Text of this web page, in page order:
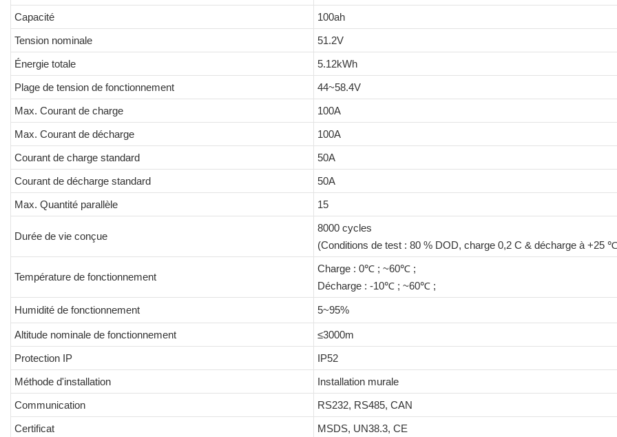
Capacité
100ah
Tension nominale
51.2V
Énergie totale
5.12kWh
Plage de tension de fonctionnement
44~58.4V
Max. Courant de charge
100A
Max. Courant de décharge
100A
Courant de charge standard
50A
Courant de décharge standard
50A
Max. Quantité parallèle
15
Durée de vie conçue
8000 cycles
(Conditions de test : 80 % DOD, charge 0,2 C & décharge à +25
Température de fonctionnement
Charge : 0℃ ; ~60℃ ;
Décharge : -10℃ ; ~60℃ ;
Humidité de fonctionnement 5~95%
Altitude nominale de fonctionnement
≤3000m
Protection IP
IP52
Méthode d'installation
Installation murale
Communication
RS232, RS485, CAN
Certificat
MSDS, UN38.3, CE